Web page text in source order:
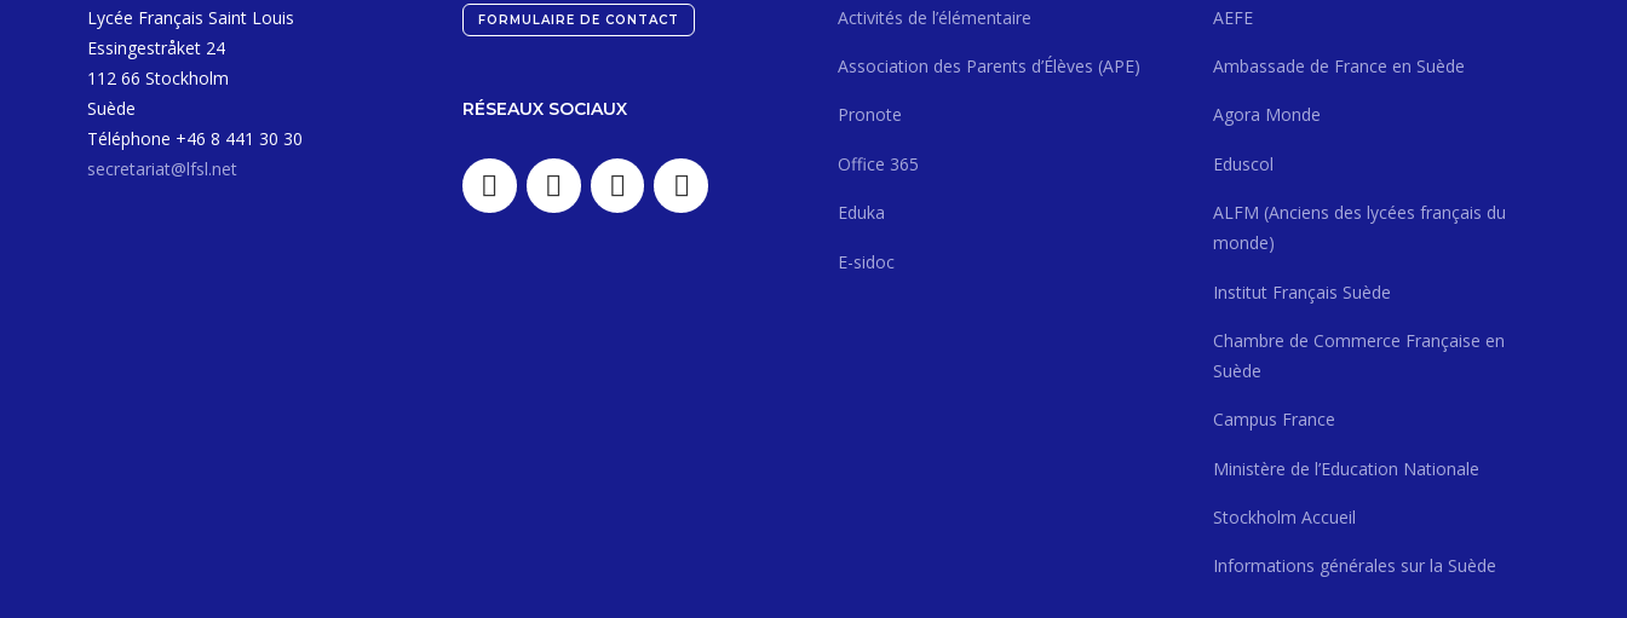
Lycée Français Saint Louis
Essingestråket 24
112 66 Stockholm
Suède
Téléphone +46 8 441 30 30
secretariat@lfsl.net
FORMULAIRE DE CONTACT
RÉSEAUX SOCIAUX
Activités de l’élémentaire
Association des Parents d’Élèves (APE)
Pronote
Office 365
Eduka
E-sidoc
AEFE
Ambassade de France en Suède
Agora Monde
Eduscol
ALFM (Anciens des lycées français du
monde)
Institut Français Suède
Chambre de Commerce Française en
Suède
Campus France
Ministère de l’Education Nationale
Stockholm Accueil
Informations générales sur la Suède